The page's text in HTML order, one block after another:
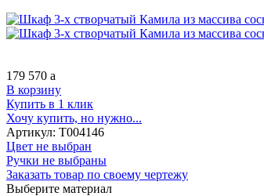
179 570 a
В корзину
Купить в 1 клик
Хочу купить, но нужно...
Артикул: Т004146
Цвет не выбран
Ручки не выбраны
Заказать товар по своему чертежу
Выберите материал